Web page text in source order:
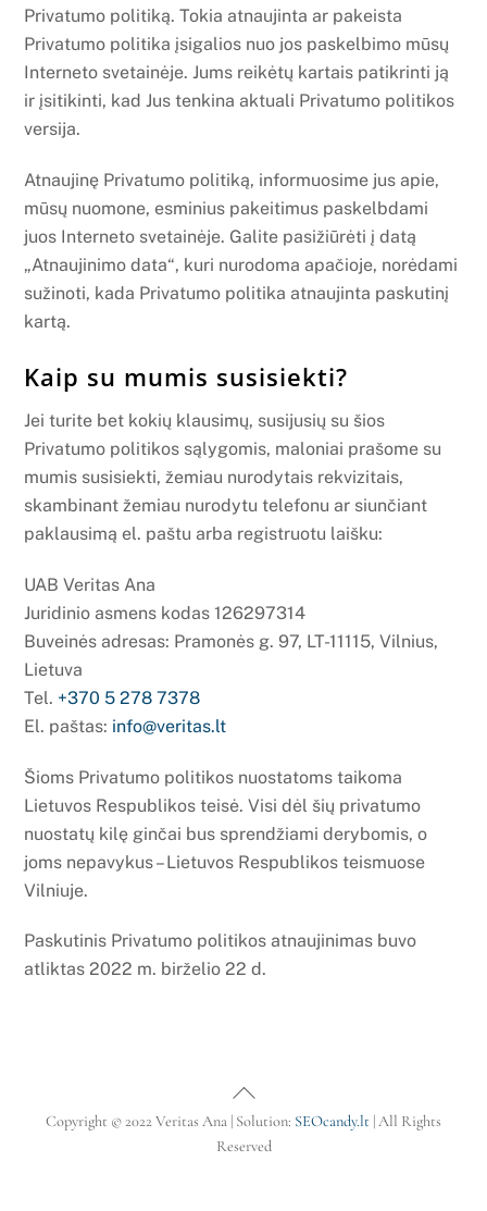
Privatumo politiką. Tokia atnaujinta ar pakeista
Privatumo politika įsigalios nuo jos paskelbimo mūsų
Interneto svetainėje. Jums reikėtų kartais patikrinti ją
ir įsitikinti, kad Jus tenkina aktuali Privatumo politikos
versija.
Atnaujinę Privatumo politiką, informuosime jus apie,
mūsų nuomone, esminius pakeitimus paskelbdami
juos Interneto svetainėje. Galite pasižiūrėti į datą
„Atnaujinimo data“, kuri nurodoma apačioje, norėdami
sužinoti, kada Privatumo politika atnaujinta paskutinį
kartą.
Kaip su mumis susisiekti?
Jei turite bet kokių klausimų, susijusių su šios
Privatumo politikos sąlygomis, maloniai prašome su
mumis susisiekti, žemiau nurodytais rekvizitais,
skambinant žemiau nurodytu telefonu ar siunčiant
paklausimą el. paštu arba registruotu laišku:
UAB Veritas Ana
Juridinio asmens kodas 126297314
Buveinės adresas: Pramonės g. 97, LT-11115, Vilnius,
Lietuva
Tel. +370 5 278 7378
El. paštas: info@veritas.lt
Šioms Privatumo politikos nuostatoms taikoma
Lietuvos Respublikos teisė. Visi dėl šių privatumo
nuostatų kilę ginčai bus sprendžiami derybomis, o
joms nepavykus – Lietuvos Respublikos teismuose
Vilniuje.
Paskutinis Privatumo politikos atnaujinimas buvo
atliktas 2022 m. birželio 22 d.
Back
To
Top
Copyright © 2022 Veritas Ana | Solution: SEOcandy.lt | All Rights
Reserved